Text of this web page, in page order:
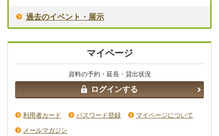
過去のイベント・展示
マイページ
資料の予約・延長・貸出状況
ログインする
利用者カード パスワード登録
マイページについて
メールマガジン